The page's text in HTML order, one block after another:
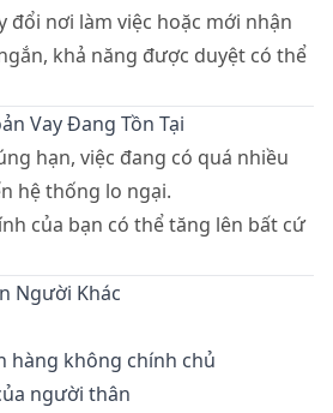
đổi nơi làm việc hoặc mới nhận
khả năng được duyệt có thể
Vay Đang Tồn Tại
hạn, việc đang có quá nhiều
hệ thống lo ngại.
của bạn có thể tăng lên bất cứ
Người Khác
hàng không chính chủ
người thân